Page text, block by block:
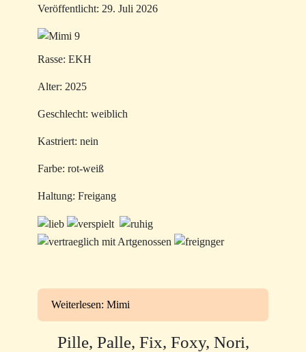
Veröffentlicht: 29. Juli 2026
Rasse: EKH
Alter: 2025
Geschlecht: weiblich
Kastriert: nein
Farbe: rot-weiß
Haltung: Freigang
Weiterlesen: Mimi
Pille, Palle, Fix, Foxy, Nori,